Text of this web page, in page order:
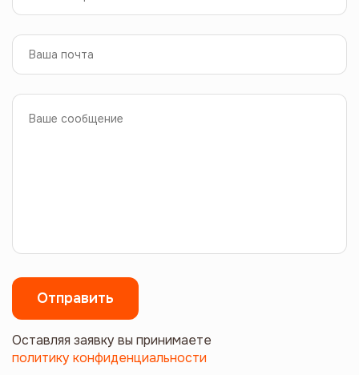
Оставляя заявку вы принимаете
политику конфиденциальности